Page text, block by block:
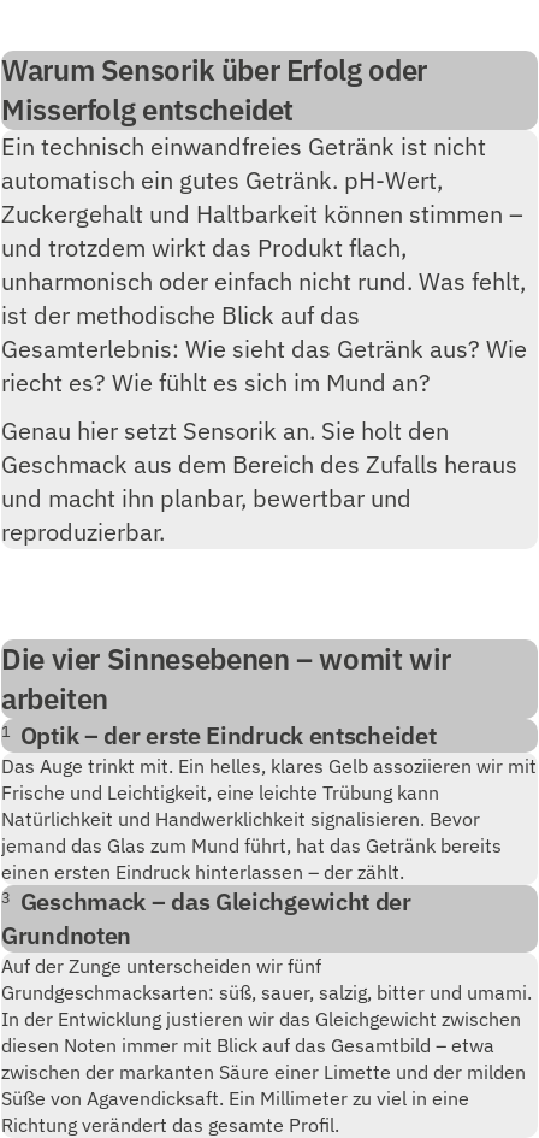
Warum Sensorik über Erfolg oder
Misserfolg entscheidet
Ein technisch einwandfreies Getränk ist nicht
automatisch ein gutes Getränk. pH-Wert,
Zuckergehalt und Haltbarkeit können stimmen –
und trotzdem wirkt das Produkt flach,
unharmonisch oder einfach nicht rund. Was fehlt,
ist der methodische Blick auf das
Gesamterlebnis: Wie sieht das Getränk aus? Wie
riecht es? Wie fühlt es sich im Mund an?
Genau hier setzt Sensorik an. Sie holt den
Geschmack aus dem Bereich des Zufalls heraus
und macht ihn planbar, bewertbar und
reproduzierbar.
Die vier Sinnesebenen – womit wir
arbeiten
1 Optik – der erste Eindruck entscheidet
Das Auge trinkt mit. Ein helles, klares Gelb assoziieren wir mit
Frische und Leichtigkeit, eine leichte Trübung kann
Natürlichkeit und Handwerklichkeit signalisieren. Bevor
jemand das Glas zum Mund führt, hat das Getränk bereits
einen ersten Eindruck hinterlassen – der zählt.
3 Geschmack – das Gleichgewicht der
Grundnoten
Auf der Zunge unterscheiden wir fünf
Grundgeschmacksarten: süß, sauer, salzig, bitter und umami.
In der Entwicklung justieren wir das Gleichgewicht zwischen
diesen Noten immer mit Blick auf das Gesamtbild – etwa
zwischen der markanten Säure einer Limette und der milden
Süße von Agavendicksaft. Ein Millimeter zu viel in eine
Richtung verändert das gesamte Profil.